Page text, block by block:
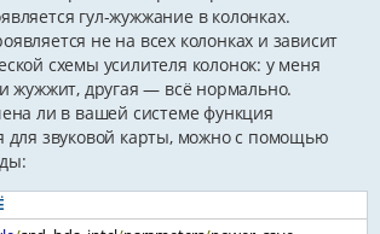
гул-жужжание в колонках.
не на всех колонках и зависит
схемы усилителя колонок: у меня
жужжит, другая — всё нормально.
ли в вашей системе функция
для звуковой карты, можно с помощью